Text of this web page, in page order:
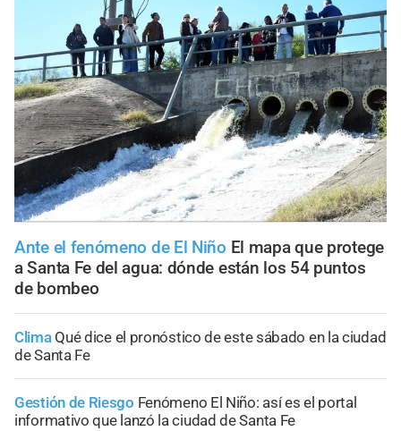
Ante el fenómeno de El Niño El mapa que protege
a Santa Fe del agua: dónde están los 54 puntos
de bombeo
Clima Qué dice el pronóstico de este sábado en la ciudad
de Santa Fe
Gestión de Riesgo Fenómeno El Niño: así es el portal
informativo que lanzó la ciudad de Santa Fe